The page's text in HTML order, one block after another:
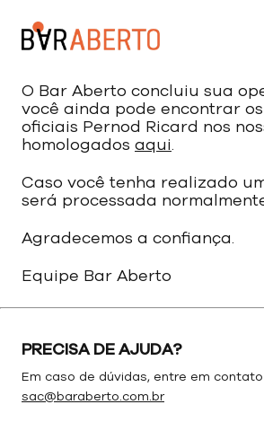
O Bar Aberto concluiu sua
você ainda pode encontrar
oficiais Pernod Ricard nos
homologados aqui.
Caso você tenha realizado
será processada
Agradecemos a confiança.
Equipe Bar Aberto
PRECISA DE AJUDA?
Em caso de dúvidas, entre em
sac@baraberto.com.br